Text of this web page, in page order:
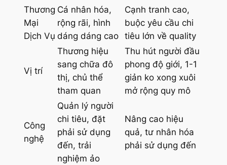
Thương
Mại
Dịch Vụ
Cá nhân hóa,
rộng rãi, hình
dáng dáng cao
Cạnh tranh cao,
buộc yêu cầu chi
tiêu lớn về quality
Vị trí
Thương hiệu
sang chữa đô
thị, chủ thể
tham quan
Thu hút người đầu
phong độ giới, 1-1
giản ko xong xuôi
mở rộng quy mô
Công
nghệ
Quản lý người
chi tiêu, đặt
phải sử dụng
đến, trải
nghiệm ảo
Nâng cao hiệu
quả, tư nhân hóa
phải sử dụng đến